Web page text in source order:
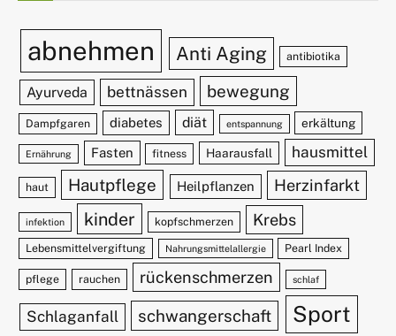
abnehmen Anti Aging antibiotika
Ayurveda bettnässen bewegung
Dampfgaren diabetes diät entspannung erkältung
Ernährung Fasten fitness Haarausfall hausmittel
haut Hautpflege Heilpflanzen Herzinfarkt
infektion kinder kopfschmerzen Krebs
Lebensmittelvergiftung Nahrungsmittelallergie Pearl Index
pflege rauchen rückenschmerzen schlaf
Schlaganfall schwangerschaft Sport